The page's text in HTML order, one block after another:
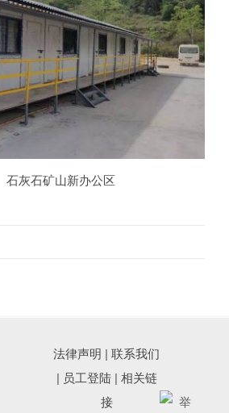
石灰石矿山新办公区
法律声明 |联系我们
| 员工登陆| 相关链
接